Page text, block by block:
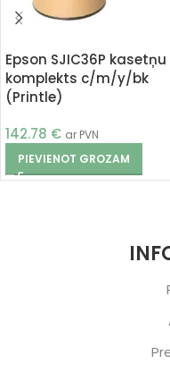
Epson SJIC36P kasetņu
komplekts c/m/y/bk
(Printle)
142.78 € ar PVN
PIEVIENOT GROZAM